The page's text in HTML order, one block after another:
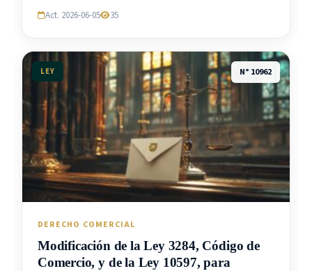
Act. 2026-06-05 35
LEY N° 10962
DERECHO COMERCIAL
Modificación de la Ley 3284, Código de
Comercio, y de la Ley 10597, para